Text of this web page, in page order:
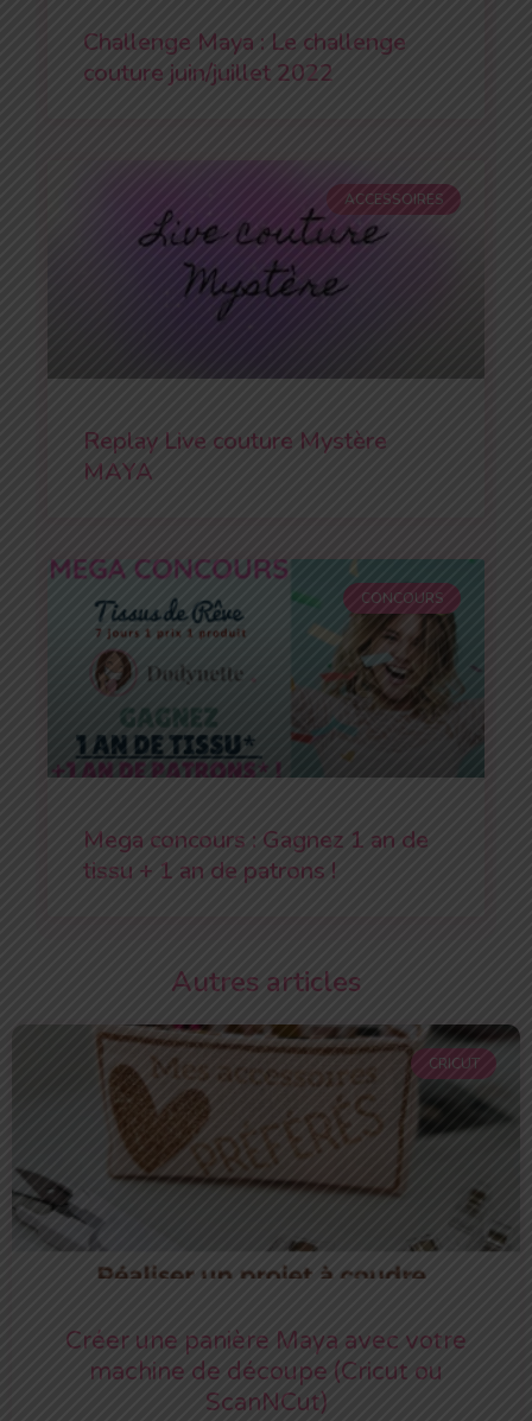
Challenge Maya : Le challenge
couture juin/juillet 2022
ACCESSOIRES
Replay Live couture Mystère
MAYA
CONCOURS
Mega concours : Gagnez 1 an de
tissu + 1 an de patrons !
Autres articles
CRICUT
Créer une panière Maya avec votre
machine de découpe (Cricut ou
ScanNCut)